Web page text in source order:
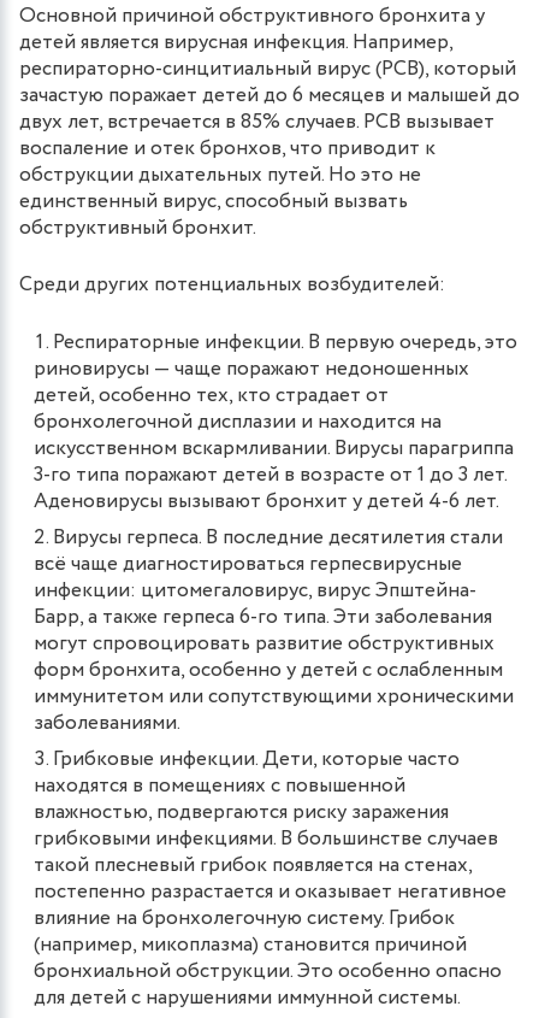
Основной причиной обструктивного бронхита у
детей является вирусная инфекция. Например,
респираторно-синцитиальный вирус (РСВ), который
зачастую поражает детей до 6 месяцев и малышей до
двух лет, встречается в 85% случаев. РСВ вызывает
воспаление и отек бронхов, что приводит к
обструкции дыхательных путей. Но это не
единственный вирус, способный вызвать
обструктивный бронхит.
Среди других потенциальных возбудителей:
Респираторные инфекции. В первую очередь, это
риновирусы — чаще поражают недоношенных
детей, особенно тех, кто страдает от
бронхолегочной дисплазии и находится на
искусственном вскармливании. Вирусы парагриппа
3-го типа поражают детей в возрасте от 1 до 3 лет.
Аденовирусы вызывают бронхит у детей 4-6 лет.
Вирусы герпеса. В последние десятилетия стали
всё чаще диагностироваться герпесвирусные
инфекции: цитомегаловирус, вирус Эпштейна-
Барр, а также герпеса 6-го типа. Эти заболевания
могут спровоцировать развитие обструктивных
форм бронхита, особенно у детей с ослабленным
иммунитетом или сопутствующими хроническими
заболеваниями.
Грибковые инфекции. Дети, которые часто
находятся в помещениях с повышенной
влажностью, подвергаются риску заражения
грибковыми инфекциями. В большинстве случаев
такой плесневый грибок появляется на стенах,
постепенно разрастается и оказывает негативное
влияние на бронхолегочную систему. Грибок
(например, микоплазма) становится причиной
бронхиальной обструкции. Это особенно опасно
для детей с нарушениями иммунной системы​.